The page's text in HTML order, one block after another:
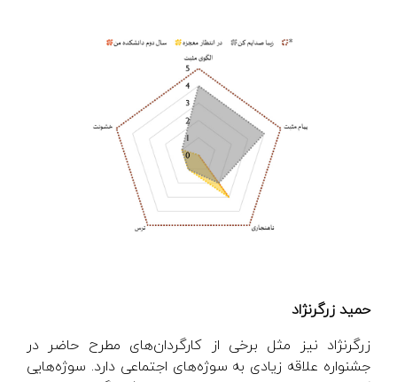
حمید زرگرنژاد
زرگرنژاد نیز مثل برخی از کارگردان‌های مطرح حاضر در
جشنواره علاقه زیادی به سوژه‌های اجتماعی دارد. سوژه‌هایی